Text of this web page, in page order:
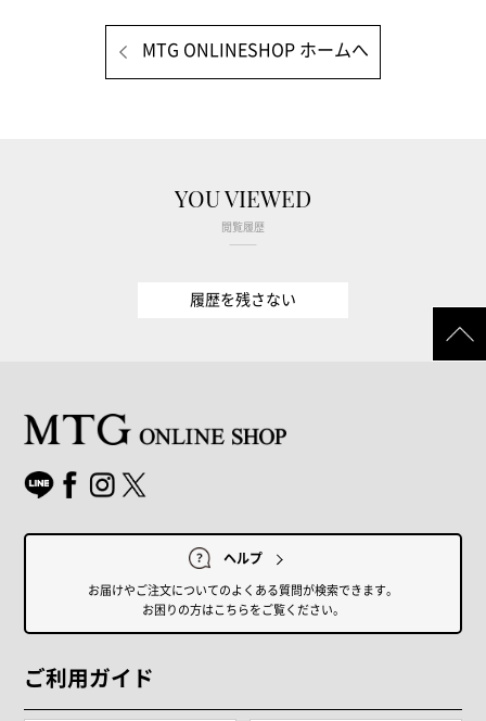
MTG ONLINESHOP ホームへ
YOU VIEWED
閲覧履歴
履歴を残さない
ヘルプ
お届けやご注文についてのよくある質問が検索できます。
お困りの方はこちらをご覧ください。
ご利用ガイド